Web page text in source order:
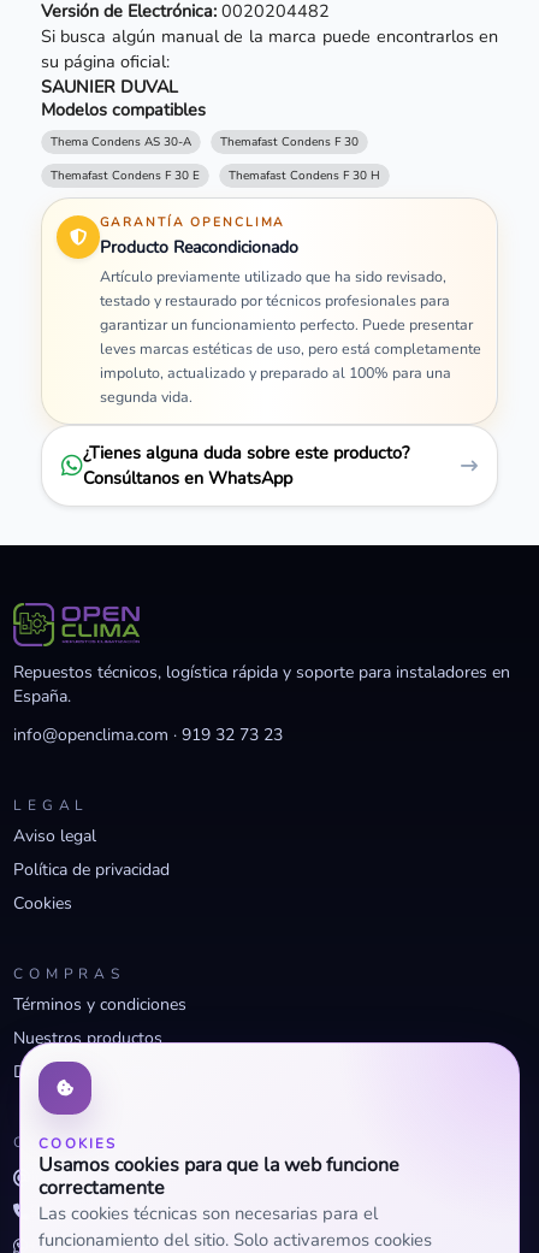
Versión de Electrónica:0020204482
Si busca algún manual de la marca puede encontrarlos en
su página oficial:
SAUNIER DUVAL
Modelos compatibles
Thema Condens AS 30-A
Themafast Condens F 30
Themafast Condens F 30 E
Themafast Condens F 30 H
GARANTÍA OPENCLIMA
Producto Reacondicionado
Artículo previamente utilizado que ha sido revisado,
testado y restaurado por técnicos profesionales para
garantizar un funcionamiento perfecto. Puede presentar
leves marcas estéticas de uso, pero está completamente
impoluto, actualizado y preparado al 100% para una
segunda vida.
¿Tienes alguna duda sobre este producto?
Consúltanos en WhatsApp
COOKIES
Usamos cookies para que la web funcione
correctamente
Las cookies técnicas son necesarias para el
funcionamiento del sitio. Solo activaremos cookies
Repuestos técnicos, logística rápida y soporte para instaladores en
España.
info@openclima.com ·919 32 73 23
LEGAL
Aviso legal
Política de privacidad
Cookies
COMPRAS
Términos y condiciones
Nuestros productos
Descuentos profesionales
CONTACTO
info@openclima.com
919 32 73 23
+34 623 56 04 93 (WhatsApp)